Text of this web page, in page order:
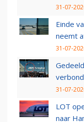
31-07-
Einde
neemt
31-07-
31-07-
LOT
naar